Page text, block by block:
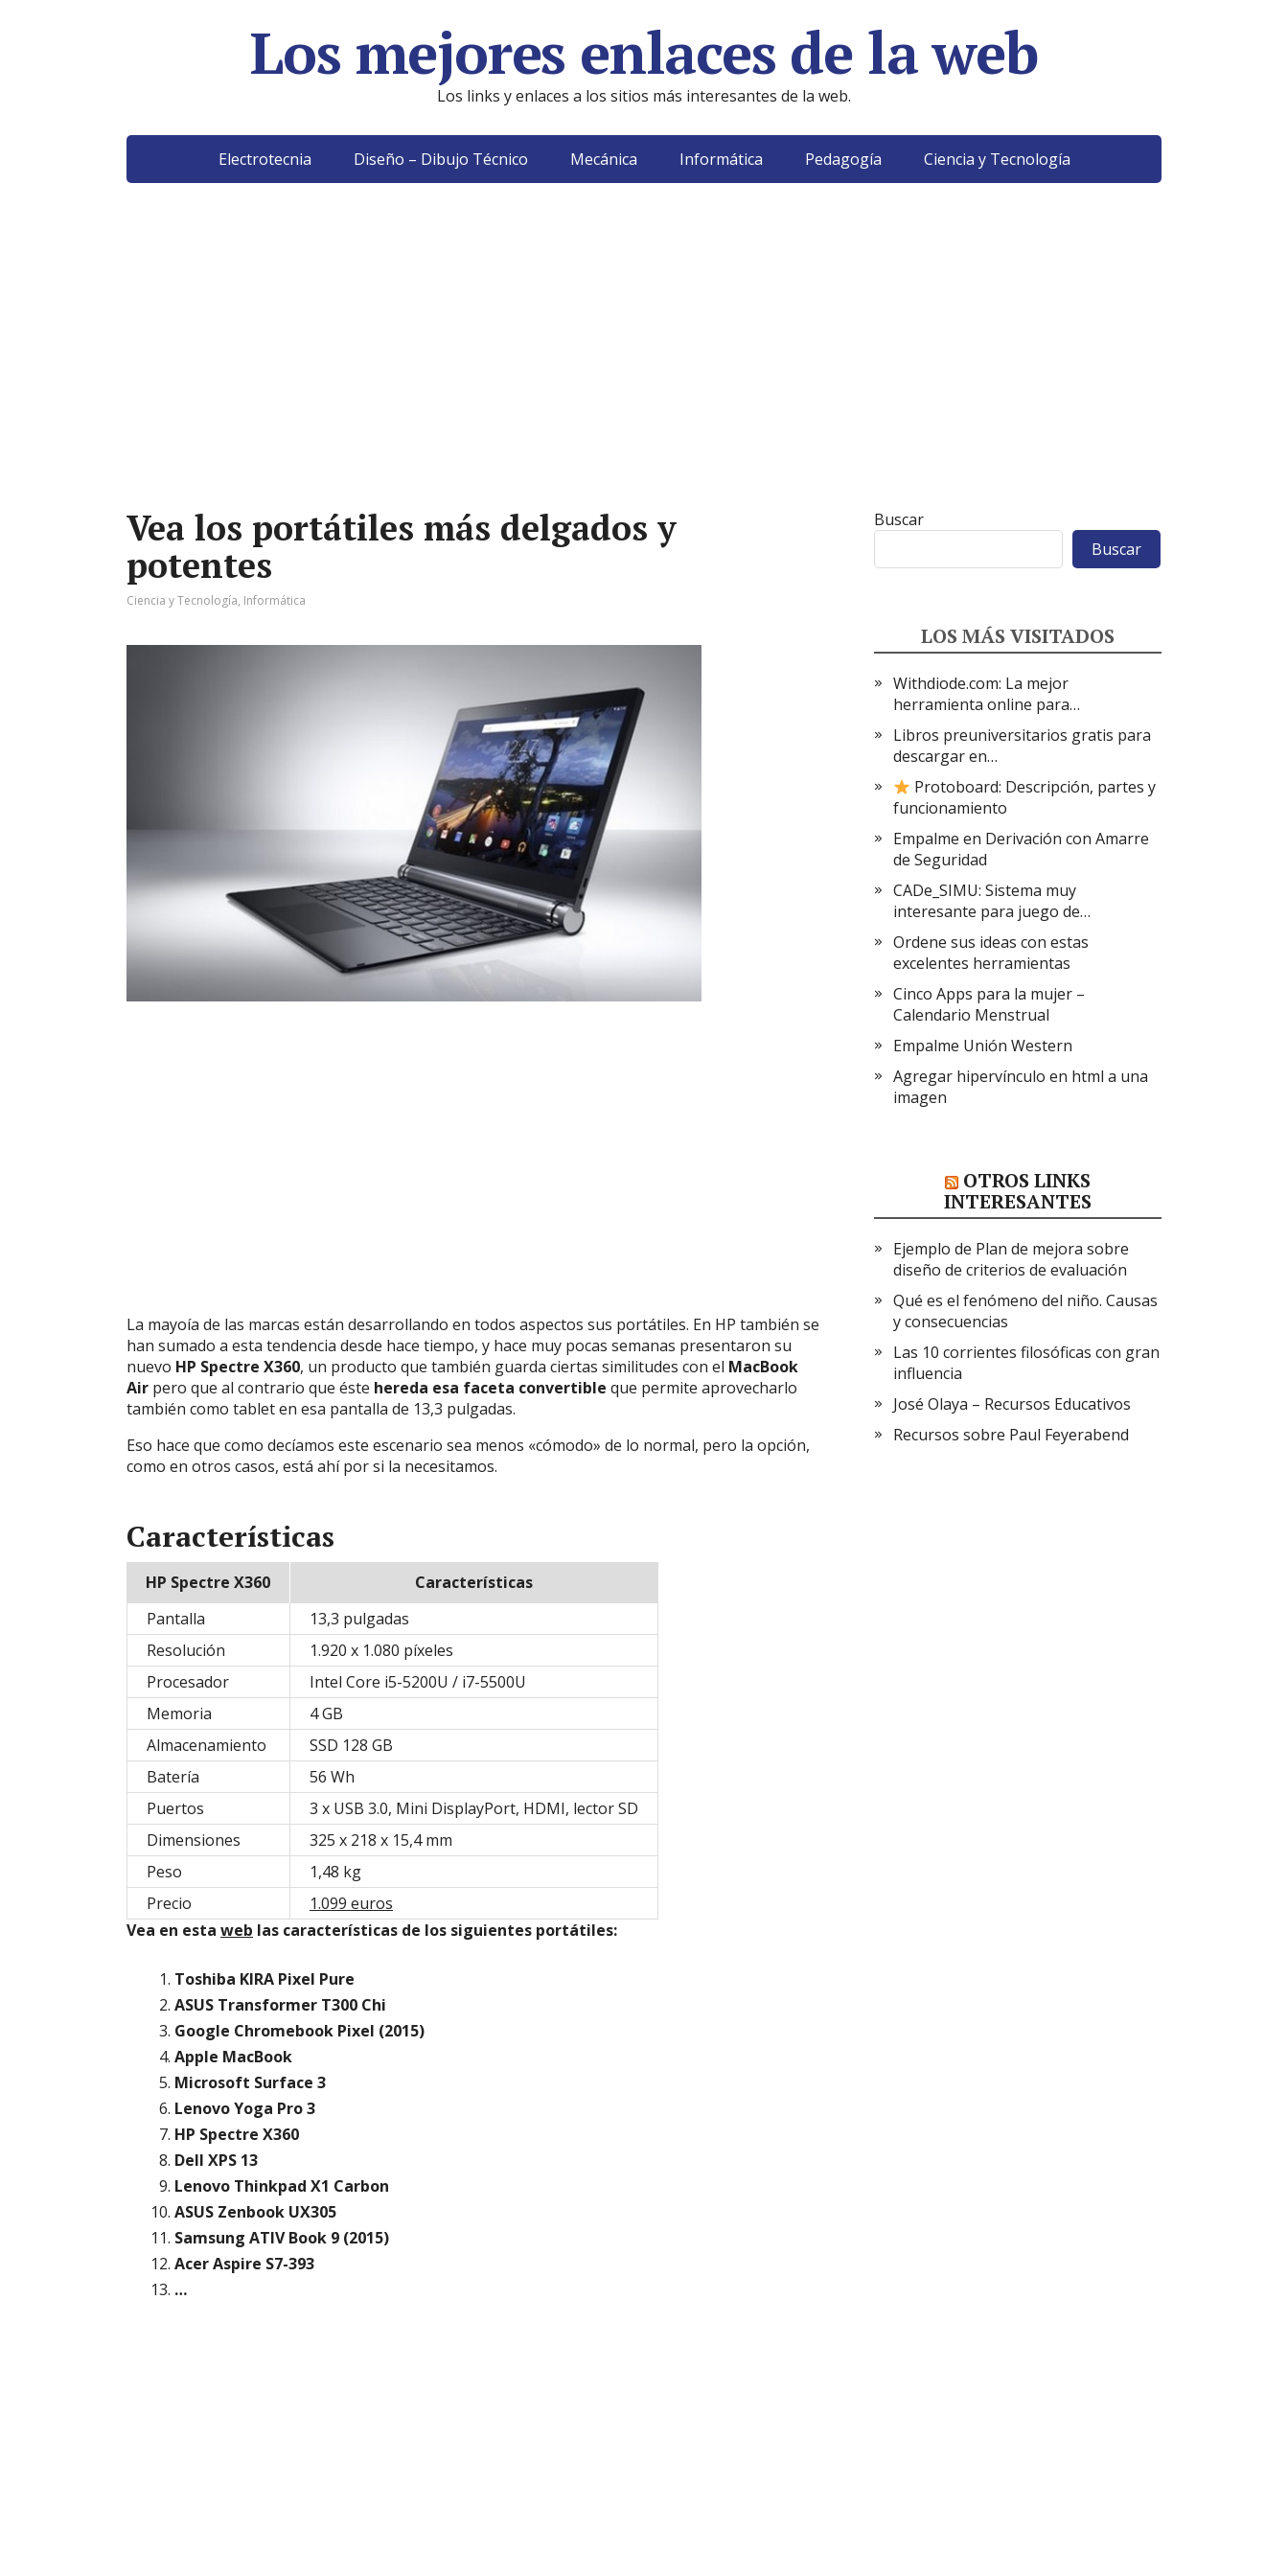
Los mejores enlaces de la web
Los links y enlaces a los sitios más interesantes de la web.
Electrotecnia Diseño – Dibujo Técnico Mecánica Informática Pedagogía Ciencia y Tecnología
Vea los portátiles más delgados y
potentes
Ciencia y Tecnología, Informática
La mayoía de las marcas están desarrollando en todos aspectos sus portátiles. En HP también se
han sumado a esta tendencia desde hace tiempo, y hace muy pocas semanas presentaron su
nuevo HP Spectre X360, un producto que también guarda ciertas similitudes con el MacBook
Air pero que al contrario que éste hereda esa faceta convertible que permite aprovecharlo
también como tablet en esa pantalla de 13,3 pulgadas.
Eso hace que como decíamos este escenario sea menos «cómodo» de lo normal, pero la opción,
como en otros casos, está ahí por si la necesitamos.
Características
HP Spectre X360
Características
Pantalla
13,3 pulgadas
Resolución
1.920 x 1.080 píxeles
Procesador
Intel Core i5-5200U / i7-5500U
Memoria
4 GB
Almacenamiento
SSD 128 GB
Batería
56 Wh
Puertos
3 x USB 3.0, Mini DisplayPort, HDMI, lector SD
Dimensiones
325 x 218 x 15,4 mm
Peso
1,48 kg
Precio
1.099 euros
Vea en esta web las características de los siguientes portátiles:
Toshiba KIRA Pixel Pure
ASUS Transformer T300 Chi
Google Chromebook Pixel (2015)
Apple MacBook
Microsoft Surface 3
Lenovo Yoga Pro 3
HP Spectre X360
Dell XPS 13
Lenovo Thinkpad X1 Carbon
ASUS Zenbook UX305
Samsung ATIV Book 9 (2015)
Acer Aspire S7-393
…
Buscar
Buscar
LOS MÁS VISITADOS
Withdiode.com: La mejor
herramienta online para…
Libros preuniversitarios gratis para
descargar en…
Protoboard: Descripción, partes y
funcionamiento
Empalme en Derivación con Amarre
de Seguridad
CADe_SIMU: Sistema muy
interesante para juego de…
Ordene sus ideas con estas
excelentes herramientas
Cinco Apps para la mujer –
Calendario Menstrual
Empalme Unión Western
Agregar hipervínculo en html a una
imagen
OTROS LINKS
INTERESANTES
Ejemplo de Plan de mejora sobre
diseño de criterios de evaluación
Qué es el fenómeno del niño. Causas
y consecuencias
Las 10 corrientes filosóficas con gran
influencia
José Olaya – Recursos Educativos
Recursos sobre Paul Feyerabend